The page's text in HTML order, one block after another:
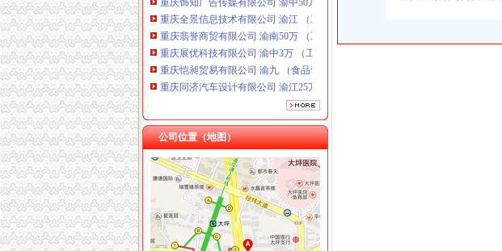
重庆全景信息技术有限公司 渝江 （工商注册）
重庆翡誉商贸有限公司 渝南50万 （工商注册）
重庆展优科技有限公司 渝中3万 （工商注册）
重庆恺昶贸易有限公司 渝九 （食品许可证）
重庆同济汽车设计有限公司 渝江25万 （工商注册）
重庆科发表面处理有限责任公司 渝北800万 （进出口权）
重庆德谋生产力促进中心有限公司 渝大10万 （工商注册）
川思博机械有限责任公司重庆分公司 渝江 （工商注册）
公司位置（地图）
渝中区代账公司流程
江岸区会计代账公司【2016企业税务详细流程请指点】-商务服务-信
江夏区工商代办.注册公司执照代理.知名代账公司.流程